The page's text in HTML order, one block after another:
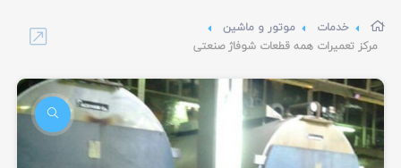
خدمات
موتور و ماشین
مرکز تعمیرات همه قطعات شوفاژ صنعتی